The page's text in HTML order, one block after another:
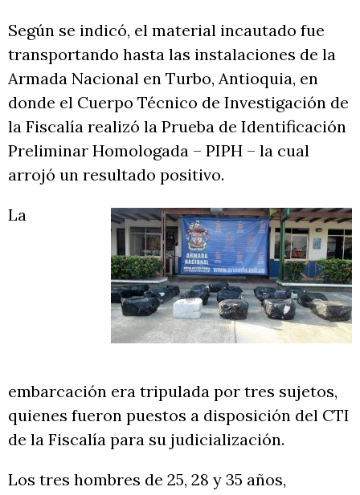
Según se indicó, el material incautado fue
transportando hasta las instalaciones de la
Armada Nacional en Turbo, Antioquia, en
donde el Cuerpo Técnico de Investigación de
la Fiscalía realizó la Prueba de Identificación
Preliminar Homologada – PIPH – la cual
arrojó un resultado positivo.
La
embarcación era tripulada por tres sujetos,
quienes fueron puestos a disposición del CTI
de la Fiscalía para su judicialización.
Los tres hombres de 25, 28 y 35 años,